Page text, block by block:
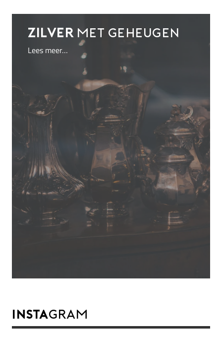
Zilvermet geheugen
Lees meer…
INSTAGRAM